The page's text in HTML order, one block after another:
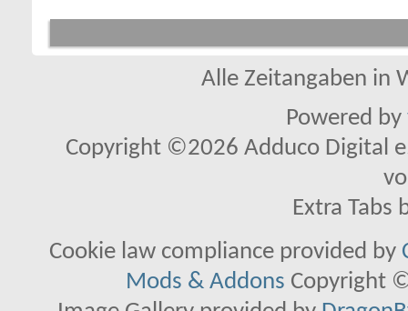
Alle Zeitangaben in
Powered by
Copyright ©2026 Adduco Digital
Extra Tabs
Cookie law compliance provided by
Mods & Addons Copyright